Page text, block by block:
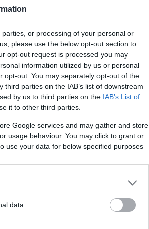
or processing of your personal or
please use the below opt-out section to
opt-out request is processed you may
information utilized by us or personal
opt-out. You may separately opt-out of the
parties on the IAB’s list of downstream
by us to third parties on the IAB’s List of
it to other third parties.
Google services and may gather and store
usage behaviour. You may click to grant or
use your data for below specified purposes
data.
így eladta a